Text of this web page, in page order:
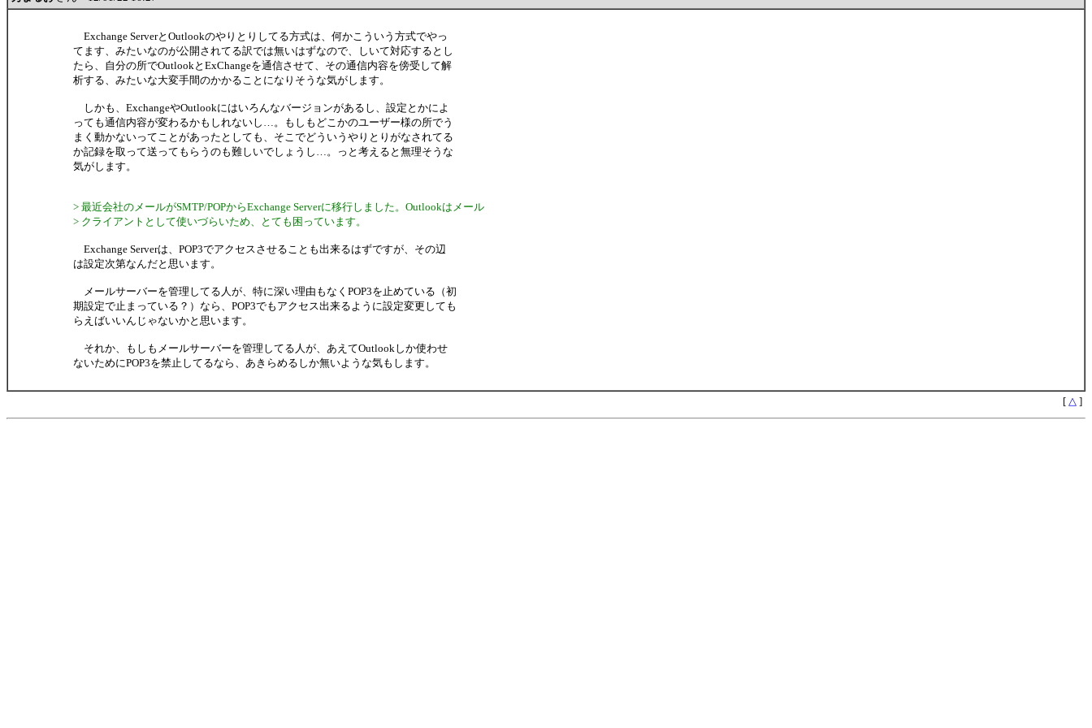
Exchange ServerとOutlookのやりとりしてる方式は、何かこういう方式でやっ
てます、みたいなのが公開されてる訳では無いはずなので、しいて対応するとし
たら、自分の所でOutlookとExChangeを通信させて、その通信内容を傍受して解
析する、みたいな大変手間のかかることになりそうな気がします。
しかも、ExchangeやOutlookにはいろんなバージョンがあるし、設定とかによ
っても通信内容が変わるかもしれないし…。もしもどこかのユーザー様の所でう
まく動かないってことがあったとしても、そこでどういうやりとりがなされてる
か記録を取って送ってもらうのも難しいでしょうし…。っと考えると無理そうな
気がします。
> 最近会社のメールがSMTP/POPからExchange Serverに移行しました。Outlookはメール
> クライアントとして使いづらいため、とても困っています。
Exchange Serverは、POP3でアクセスさせることも出来るはずですが、その辺
は設定次第なんだと思います。
メールサーバーを管理してる人が、特に深い理由もなくPOP3を止めている（初
期設定で止まっている？）なら、POP3でもアクセス出来るように設定変更しても
らえばいいんじゃないかと思います。
それか、もしもメールサーバーを管理してる人が、あえてOutlookしか使わせ
ないためにPOP3を禁止してるなら、あきらめるしか無いような気もします。
[ △ ]